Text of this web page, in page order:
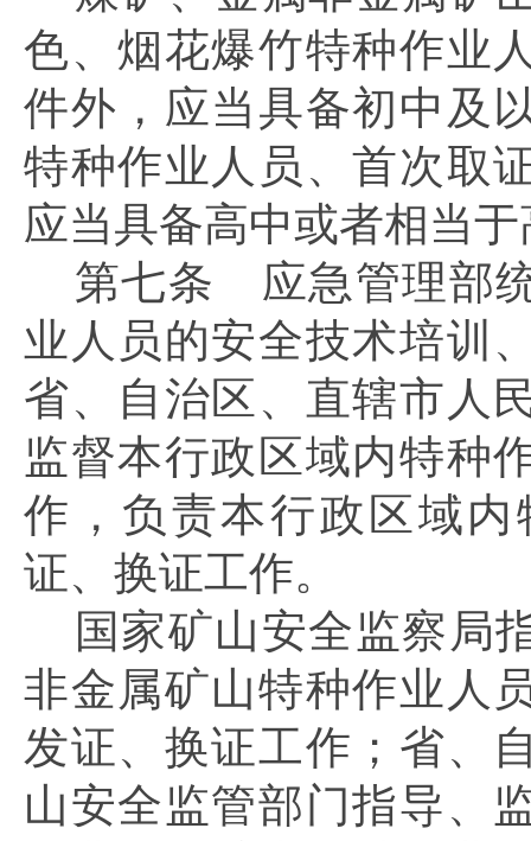
色、烟花爆竹特种作业
件外，应当具备初中及
特种作业人员、首次取
应当具备高中或者相当
第七条 应急管理部
业人员的安全技术培训
省、自治区、直辖市人
监督本行政区域内特种
作，负责本行政区域
证、换证工作。
国家矿山安全监察局
非金属矿山特种作业人
发证、换证工作；省、
山安全监管部门指导、